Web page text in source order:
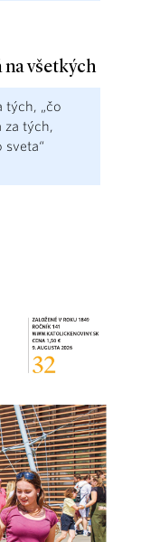
všetkých
tých, „čo
za tých,